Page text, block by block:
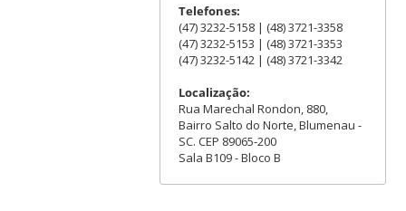
Telefones:
(47) 3232-5158 | (48) 3721-3358
(47) 3232-5153 | (48) 3721-3353
(47) 3232-5142 | (48) 3721-3342
Localização:
Rua Marechal Rondon, 880,
Bairro Salto do Norte, Blumenau -
SC. CEP 89065-200
Sala B109 - Bloco B